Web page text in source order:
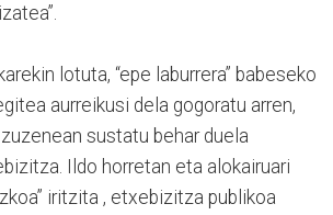
lotuta, “epe laburrera” babeseko
aurreikusi dela gogoratu arren,
sustatu behar duela
Ildo horretan eta alokairuari
iritzita , etxebizitza publikoa